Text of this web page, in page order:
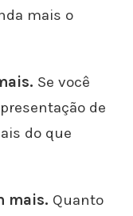
mais o
Se você
de
do que
mais. Quanto